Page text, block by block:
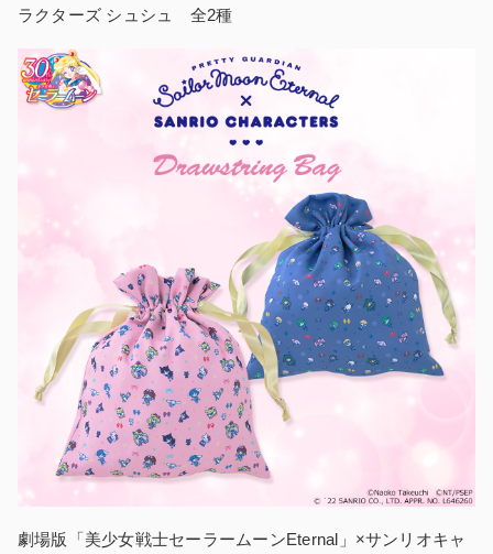
ラクターズ シュシュ 全2種
劇場版「美少女戦士セーラームーンEternal」×サンリオキャ